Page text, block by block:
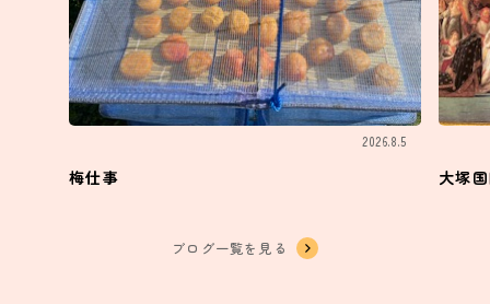
2026.8.5
梅仕事 大塚
ブログ一覧を見る